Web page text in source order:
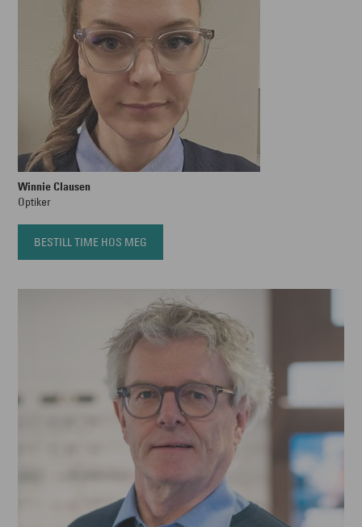
Winnie Clausen
Optiker
BESTILL TIME HOS MEG